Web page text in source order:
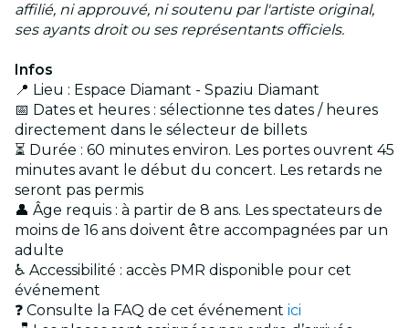
affilié, ni approuvé, ni soutenu par l'artiste original,
ses ayants droit ou ses représentants officiels.
Infos
📍 Lieu : Espace Diamant - Spaziu Diamant
📅 Dates et heures : sélectionne tes dates / heures
directement dans le sélecteur de billets
⏳ Durée : 60 minutes environ. Les portes ouvrent 45
minutes avant le début du concert. Les retards ne
seront pas permis
👤 Âge requis : à partir de 8 ans. Les spectateurs de
moins de 16 ans doivent être accompagnées par un
adulte
♿ Accessibilité : accès PMR disponible pour cet
événement
❓ Consulte la FAQ de cet événement ici